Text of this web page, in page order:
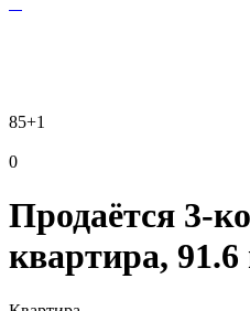
85+1
0
Продаётся 3-
квартира, 91.6